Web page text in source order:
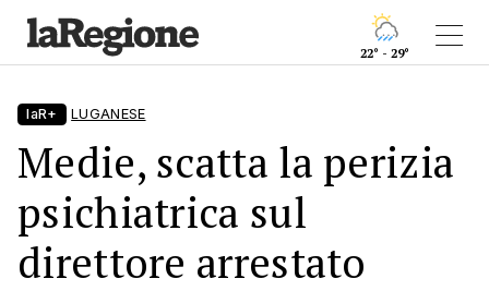
22° - 29°
laR+ LUGANESE
Medie, scatta la perizia
psichiatrica sul
direttore arrestato